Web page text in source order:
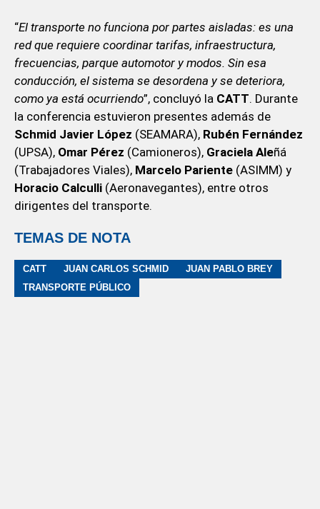
“El transporte no funciona por partes aisladas: es una
red que requiere coordinar tarifas, infraestructura,
frecuencias, parque automotor y modos. Sin esa
conducción, el sistema se desordena y se deteriora,
como ya está ocurriendo”, concluyó la CATT. Durante
la conferencia estuvieron presentes además de
Schmid Javier López (SEAMARA), Rubén Fernández
(UPSA), Omar Pérez (Camioneros), Graciela Aleñá
(Trabajadores Viales), Marcelo Pariente(ASIMM) y
Horacio Calculli(Aeronavegantes), entre otros
dirigentes del transporte.
TEMAS DE NOTA
CATT JUAN CARLOS SCHMID
JUAN PABLO BREY
TRANSPORTE PÚBLICO